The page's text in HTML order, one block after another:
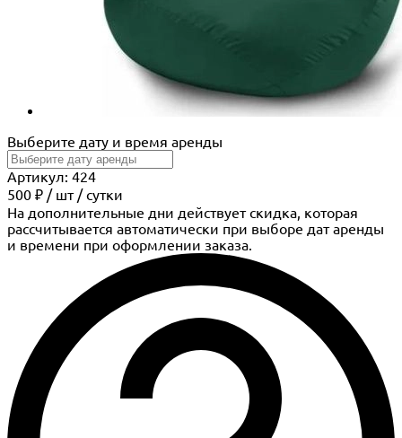
Выберите дату и время аренды
Артикул: 424
500 ₽ / шт / сутки
На дополнительные дни действует скидка, которая
рассчитывается автоматически при выборе дат аренды
и времени при оформлении заказа.